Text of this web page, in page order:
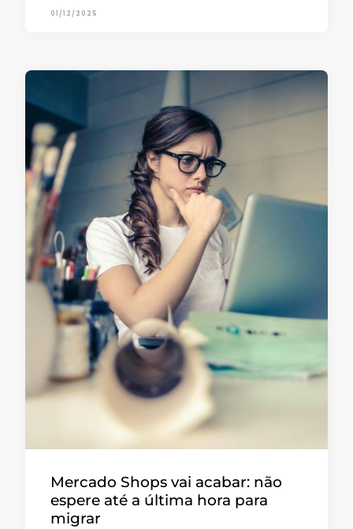
01/12/2025
Mercado Shops vai acabar: não
espere até a última hora para
migrar